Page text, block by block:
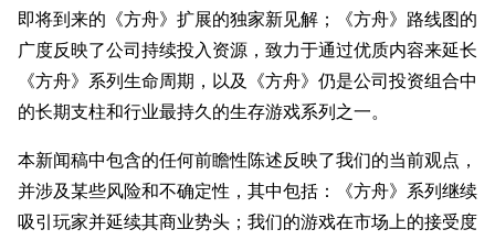
即将到来的《方舟》扩展的独家新见解；《方舟》路线图的
广度反映了公司持续投入资源，致力于通过优质内容来延长
《方舟》系列生命周期，以及《方舟》仍是公司投资组合中
的长期支柱和行业最持久的生存游戏系列之一。
本新闻稿中包含的任何前瞻性陈述反映了我们的当前观点，
并涉及某些风险和不确定性，其中包括：《方舟》系列继续
吸引玩家并延续其商业势头；我们的游戏在市场上的接受度